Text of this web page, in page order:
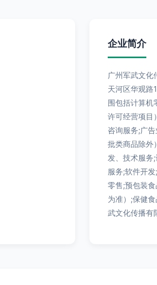
企业简介
广州军武文化
天河区华观路
围包括计算机
许可经营项目
咨询服务;广
批类商品除外
发、技术服务
服务;软件开
零售;预包装
为准）;保健
武文化传播有